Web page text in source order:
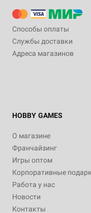
Способы оплаты
Службы доставки
Адреса магазинов
HOBBY GAMES
О магазине
Франчайзинг
Игры оптом
Корпоративные
Работа у нас
Новости
Контакты